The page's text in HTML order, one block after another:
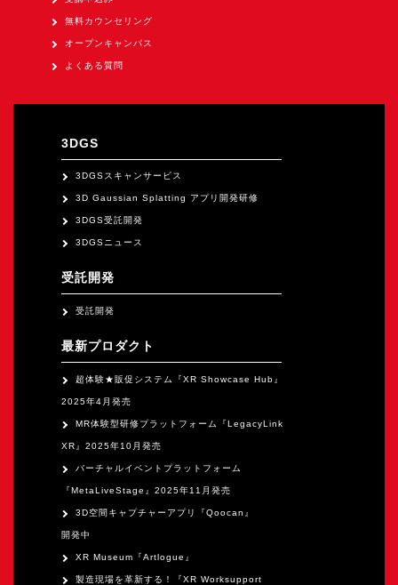
求人申込み
無料カウンセリング
オープンキャンパス
よくある質問
3DGS
3DGSスキャンサービス
3D Gaussian Splatting アプリ開発研修
3DGS受託開発
3DGSニュース
受託開発
受託開発
最新プロダクト
超体験★販促システム『XR Showcase Hub』
2025年4月発売
MR体験型研修プラットフォーム『LegacyLink
XR』2025年10月発売
バーチャルイベントプラットフォーム
『MetaLiveStage』2025年11月発売
3D空間キャプチャーアプリ『Qoocan』
開発中
XR Museum『Artlogue』
製造現場を革新する！『XR Worksupport